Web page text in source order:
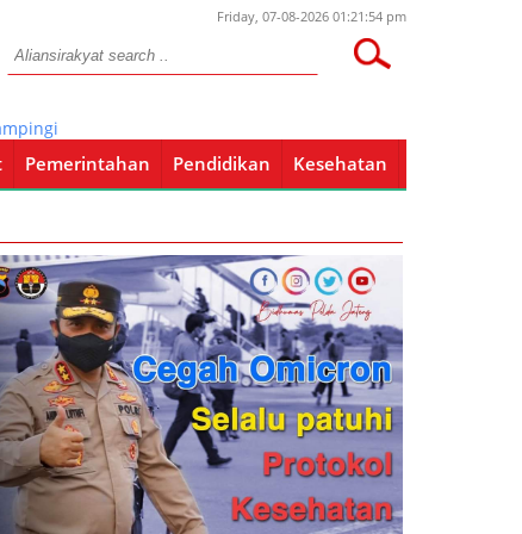
Friday, 07-08-2026 01:21:54 pm
Kunker Letjend TNI (Purn) Sulaiman AB
Pemerintahan Pendidikan Kesehatan
Kesehatan